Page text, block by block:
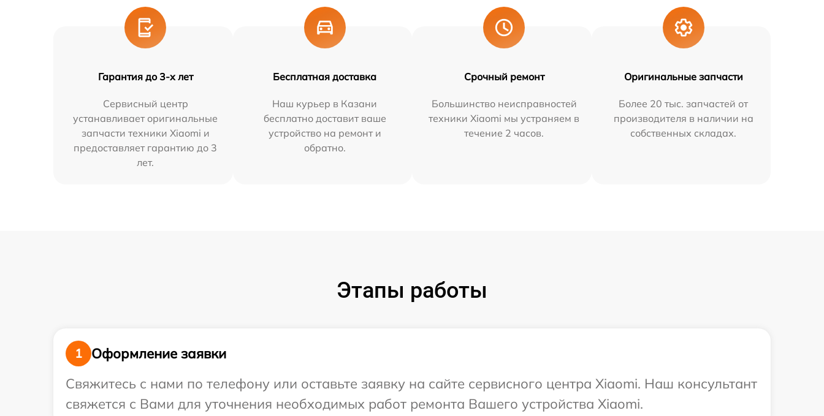
Гарантия до 3-х лет
Сервисный центр
устанавливает оригинальные
запчасти техники Xiaomi и
предоставляет гарантию до 3
лет.
Бесплатная доставка
Наш курьер в Казани
бесплатно доставит ваше
устройство на ремонт и
обратно.
Срочный ремонт
Большинство неисправностей
техники Xiaomi мы устраняем в
течение 2 часов.
Оригинальные запчасти
Более 20 тыс. запчастей от
производителя в наличии на
собственных складах.
Этапы работы
1
Оформление заявки
Свяжитесь с нами по телефону или оставьте заявку на сайте сервисного центра Xiaomi. Наш консультант
свяжется с Вами для уточнения необходимых работ ремонта Вашего устройства Xiaomi.